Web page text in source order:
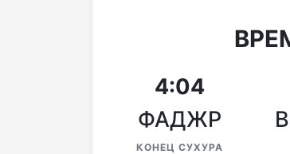
4:04
ФАДЖР
КОНЕЦ СУХУРА